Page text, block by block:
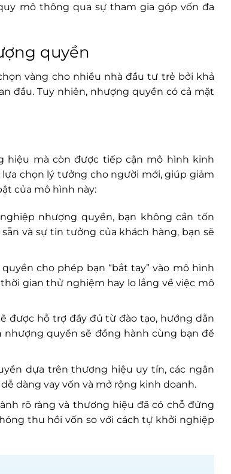
mô thông qua sự tham gia góp vốn đa
quyền
vàng cho nhiều nhà đầu tư trẻ bởi khả
đầu. Tuy nhiên, nhượng quyền có cả mặt
hiệu mà còn được tiếp cận mô hình kinh
chọn lý tưởng cho người mới, giúp giảm
của mô hình này:
nhượng quyền, bạn không cần tốn
và sự tin tưởng của khách hàng, bạn sẽ
cho phép bạn “bắt tay” vào mô hình
gian thử nghiệm hay lo lắng về việc mô
được hỗ trợ đầy đủ từ đào tạo, hướng dẫn
quyền sẽ đồng hành cùng bạn để
dựa trên thương hiệu uy tín, các ngân
dàng vay vốn và mở rộng kinh doanh.
rõ ràng và thương hiệu đã có chỗ đứng
thu hồi vốn so với cách tự khởi nghiệp